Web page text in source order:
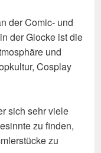
der Comic- und
der Glocke ist die
und
Cosplay
sich sehr viele
zu finden,
zu